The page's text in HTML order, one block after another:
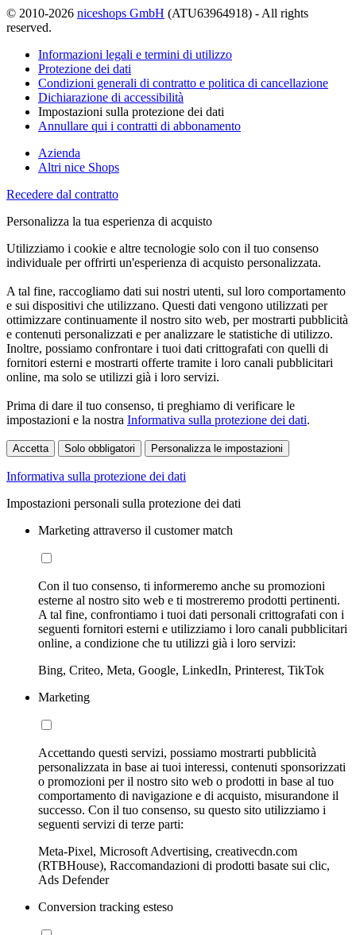
© 2010-2026 niceshops GmbH (ATU63964918) - All rights
reserved.
Informazioni legali e termini di utilizzo
Protezione dei dati
Condizioni generali di contratto e politica di cancellazione
Dichiarazione di accessibilità
Impostazioni sulla protezione dei dati
Annullare qui i contratti di abbonamento
Azienda
Altri nice Shops
Recedere dal contratto
Personalizza la tua esperienza di acquisto
Utilizziamo i cookie e altre tecnologie solo con il tuo consenso
individuale per offrirti un'esperienza di acquisto personalizzata.
A tal fine, raccogliamo dati sui nostri utenti, sul loro comportamento
e sui dispositivi che utilizzano. Questi dati vengono utilizzati per
ottimizzare continuamente il nostro sito web, per mostrarti pubblicità
e contenuti personalizzati e per analizzare le statistiche di utilizzo.
Inoltre, possiamo confrontare i tuoi dati crittografati con quelli di
fornitori esterni e mostrarti offerte tramite i loro canali pubblicitari
online, ma solo se utilizzi già i loro servizi.
Prima di dare il tuo consenso, ti preghiamo di verificare le
impostazioni e la nostra Informativa sulla protezione dei dati.
Accetta Solo obbligatori Personalizza le impostazioni
Informativa sulla protezione dei dati
Impostazioni personali sulla protezione dei dati
Marketing attraverso il customer match
Con il tuo consenso, ti informeremo anche su promozioni
esterne al nostro sito web e ti mostreremo prodotti pertinenti.
A tal fine, confrontiamo i tuoi dati personali crittografati con i
seguenti fornitori esterni e utilizziamo i loro canali pubblicitari
online, a condizione che tu utilizzi già i loro servizi:
Bing, Criteo, Meta, Google, LinkedIn, Printerest, TikTok
Marketing
Accettando questi servizi, possiamo mostrarti pubblicità
personalizzata in base ai tuoi interessi, contenuti sponsorizzati
o promozioni per il nostro sito web o prodotti in base al tuo
comportamento di navigazione e di acquisto, misurandone il
successo. Con il tuo consenso, su questo sito utilizziamo i
seguenti servizi di terze parti:
Meta-Pixel, Microsoft Advertising, creativecdn.com
(RTBHouse), Raccomandazioni di prodotti basate sui clic,
Ads Defender
Conversion tracking esteso